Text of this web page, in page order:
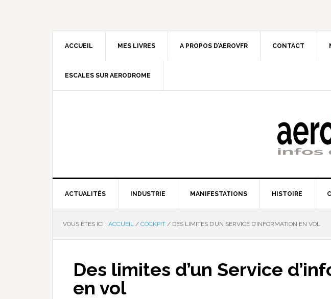
ACCUEIL MES LIVRES A PROPOS D’AEROVFR CONTACT
ESCALES SUR AERODROME
ACTUALITÉS INDUSTRIE MANIFESTATIONS HISTOIRE
VOUS ÊTES ICI : ACCUEIL / COCKPIT / DES LIMITES D’UN SERVICE D’INFORMATION EN VOL
Des limites d’un Service
en vol